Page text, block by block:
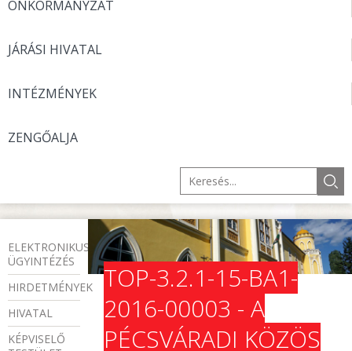
ÖNKORMÁNYZAT
JÁRÁSI HIVATAL
INTÉZMÉNYEK
ZENGŐALJA
ELEKTRONIKUS
ÜGYINTÉZÉS
HIRDETMÉNYEK
HIVATAL
KÉPVISELŐ
TOP-3.2.1-15-BA1-
2016-00003 - A
PÉCSVÁRADI KÖZÖS